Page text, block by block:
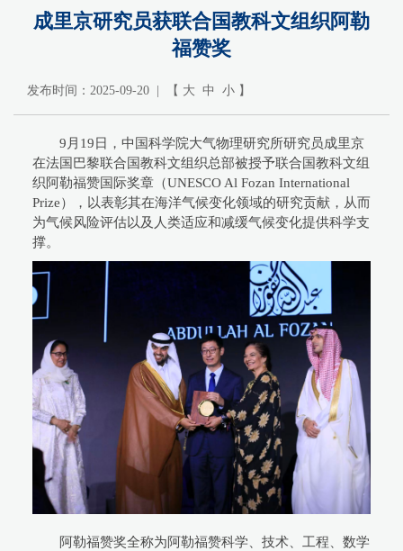
成里京研究员获联合国教科文组织阿勒
福赞奖
发布时间：2025-09-20 | 【 大 中 小 】
9月19日，中国科学院大气物理研究所研究员成里京
在法国巴黎联合国教科文组织总部被授予联合国教科文组
织阿勒福赞国际奖章（UNESCO Al Fozan International
Prize），以表彰其在海洋气候变化领域的研究贡献，从而
为气候风险评估以及人类适应和减缓气候变化提供科学支
撑。
阿勒福赞奖全称为阿勒福赞科学、技术、工程、数学